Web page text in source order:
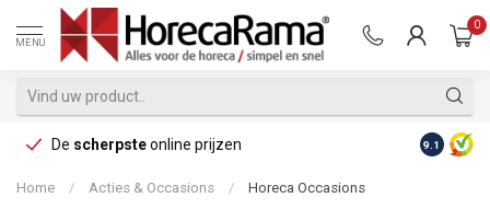
MENU
0
De scherpsteonline prijzen Op
9.1
Home / Acties & Occasions / Horeca Occasions